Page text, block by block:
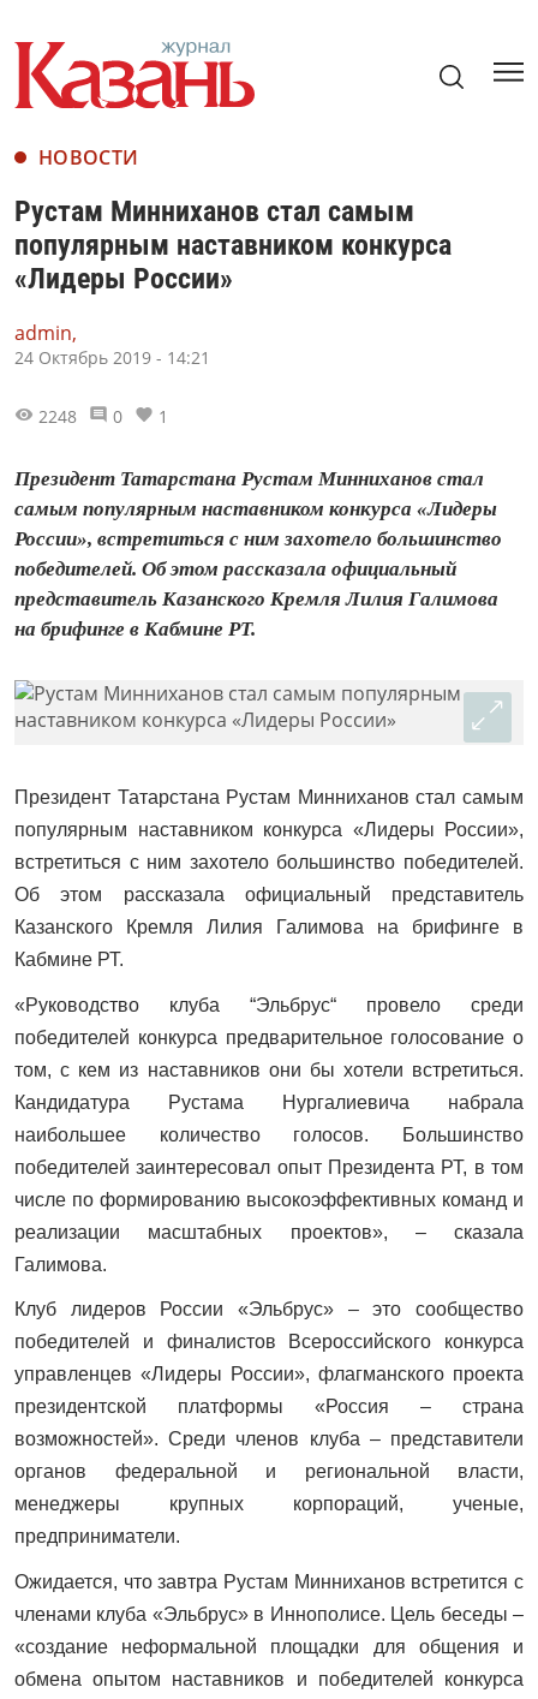
НОВОСТИ
Рустам Минниханов стал самым
популярным наставником конкурса
«Лидеры России»
admin,
24 Октябрь 2019 - 14:21
2248 0 1
Президент Татарстана Рустам Минниханов стал
самым популярным наставником конкурса «Лидеры
России», встретиться с ним захотело большинство
победителей. Об этом рассказала официальный
представитель Казанского Кремля Лилия Галимова
на брифинге в Кабмине РТ.
Президент Татарстана Рустам Минниханов стал самым
популярным наставником конкурса «Лидеры России»,
встретиться с ним захотело большинство победителей.
Об этом рассказала официальный представитель
Казанского Кремля Лилия Галимова на брифинге в
Кабмине РТ.
«Руководство клуба “Эльбрус“ провело среди
победителей конкурса предварительное голосование о
том, с кем из наставников они бы хотели встретиться.
Кандидатура Рустама Нургалиевича набрала
наибольшее количество голосов. Большинство
победителей заинтересовал опыт Президента РТ, в том
числе по формированию высокоэффективных команд и
реализации масштабных проектов», – сказала
Галимова.
Клуб лидеров России «Эльбрус» – это сообщество
победителей и финалистов Всероссийского конкурса
управленцев «Лидеры России», флагманского проекта
президентской платформы «Россия – страна
возможностей». Среди членов клуба – представители
органов федеральной и региональной власти,
менеджеры крупных корпораций, ученые,
предприниматели.
Ожидается, что завтра Рустам Минниханов встретится с
членами клуба «Эльбрус» в Иннополисе. Цель беседы –
«создание неформальной площадки для общения и
обмена опытом наставников и победителей конкурса